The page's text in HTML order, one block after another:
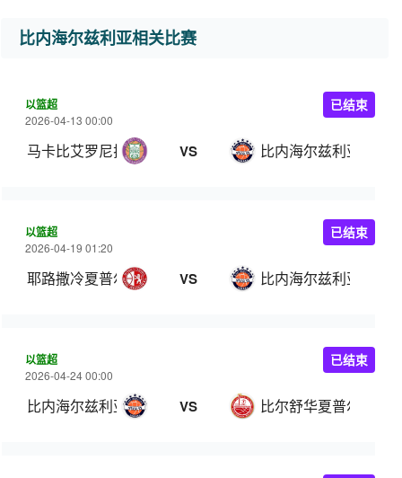
比内海尔兹利亚相关比赛
以篮超
2026-04-13 00:00
马卡比艾罗尼拉马特甘 VS 比内海尔兹利亚
已结束
以篮超
2026-04-19 01:20
耶路撒冷夏普尔 VS 比内海尔兹利亚
已结束
以篮超
2026-04-24 00:00
比内海尔兹利亚 VS 比尔舒华夏普尔
已结束